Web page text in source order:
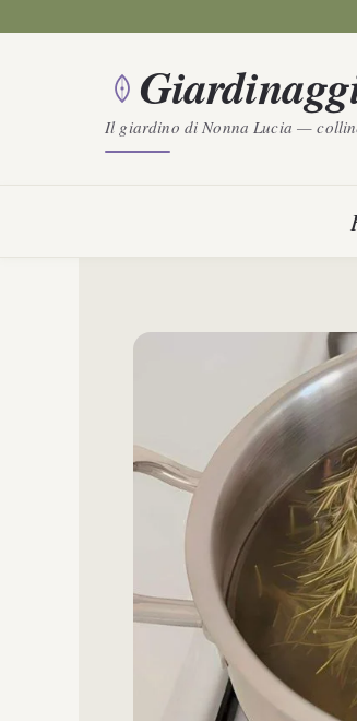
contenuto
Il giardino di Nonna Lucia —